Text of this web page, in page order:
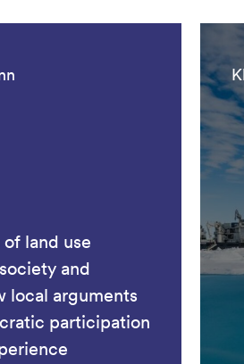
land use
and
local arguments
participation